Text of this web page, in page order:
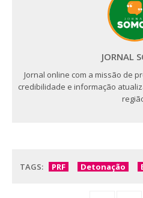
JORNAL
Jornal online com a missão de
credibilidade e informação
TAGS: PRF Detonação